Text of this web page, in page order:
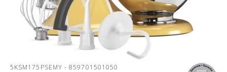
5KSM175PSEMY- 859701501050